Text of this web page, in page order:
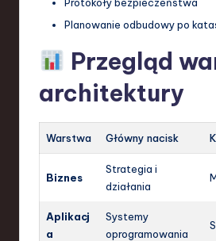
Protokoły bezpieczeństwa
Planowanie odbudowy po
Przegląd
architektury
Warstwa Główny nacisk
Biznes
Strategia i
działania
Aplikacj
a
Systemy
oprogramowania